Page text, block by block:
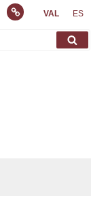
NormasVAL ES